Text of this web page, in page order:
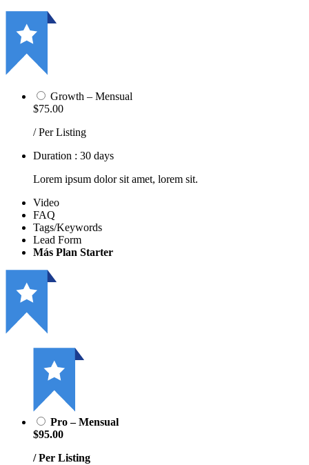
Growth – Mensual
$75.00
/ Per Listing
Duration : 30 days
Lorem ipsum dolor sit amet, lorem sit.
Video
FAQ
Tags/Keywords
Lead Form
Más Plan Starter
Pro – Mensual
$95.00
/ Per Listing